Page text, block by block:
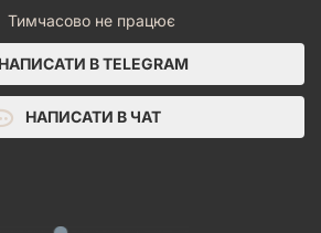
Тимчасово не працює
НАПИСАТИ В TELEGRAM
НАПИСАТИ В ЧАТ